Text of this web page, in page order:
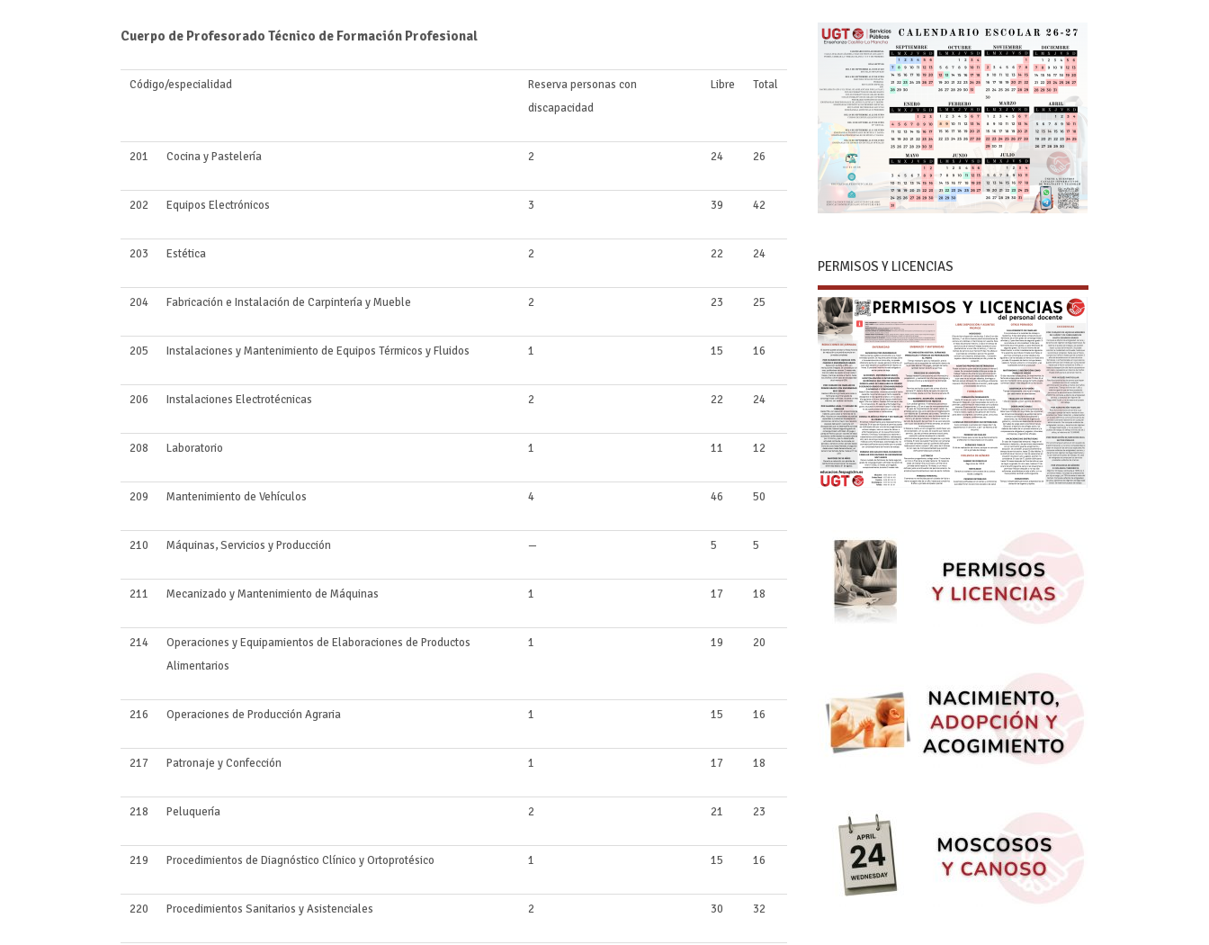
Cuerpo de Profesorado Técnico de Formación Profesional
Código/especialidad
Reserva personas con
discapacidad
Libre Total
201 Cocina y Pastelería 2 24 26
202 Equipos Electrónicos 3 39 42
203 Estética 2 22 24
204 Fabricación e Instalación de Carpintería y Mueble 2 23 25
205 Instalaciones y Mantenimiento de Equipos Térmicos y Fluidos 1 15 16
206 Instalaciones Electrotécnicas 2 22 24
208 Laboratorio 1 11 12
209 Mantenimiento de Vehículos 4 46 50
210 Máquinas, Servicios y Producción — 5 5
211 Mecanizado y Mantenimiento de Máquinas 1 17 18
214
Operaciones y Equipamientos de Elaboraciones de Productos
Alimentarios
1 19 20
216 Operaciones de Producción Agraria 1 15 16
217 Patronaje y Confección 1 17 18
218 Peluquería 2 21 23
219 Procedimientos de Diagnóstico Clínico y Ortoprotésico 1 15 16
220 Procedimientos Sanitarios y Asistenciales 2 30 32
PERMISOS Y LICENCIAS